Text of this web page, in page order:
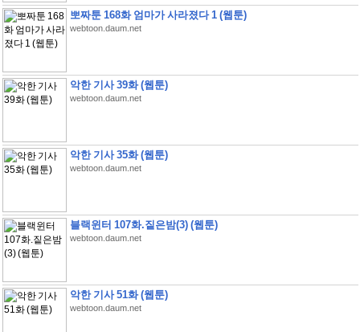
뽀짜툰 168화 엄마가 사라졌다 1 (웹툰)
webtoon.daum.net
악한 기사 39화 (웹툰)
webtoon.daum.net
악한 기사 35화 (웹툰)
webtoon.daum.net
블랙윈터 107화.짙은밤(3) (웹툰)
webtoon.daum.net
악한 기사 51화 (웹툰)
webtoon.daum.net